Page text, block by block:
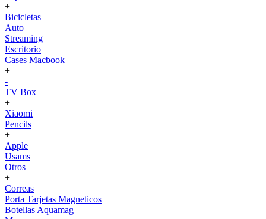
+
Bicicletas
Auto
Streaming
Escritorio
Cases Macbook
+
-
TV Box
+
Xiaomi
Pencils
+
Apple
Usams
Otros
+
Correas
Porta Tarjetas Magneticos
Botellas Aquamag